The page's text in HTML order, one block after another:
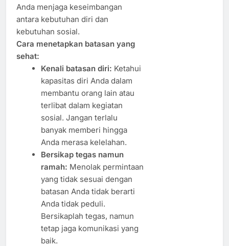
Anda menjaga keseimbangan
antara kebutuhan diri dan
kebutuhan sosial.
Cara menetapkan batasan yang
sehat:
Kenali batasan diri: Ketahui
kapasitas diri Anda dalam
membantu orang lain atau
terlibat dalam kegiatan
sosial. Jangan terlalu
banyak memberi hingga
Anda merasa kelelahan.
Bersikap tegas namun
ramah: Menolak permintaan
yang tidak sesuai dengan
batasan Anda tidak berarti
Anda tidak peduli.
Bersikaplah tegas, namun
tetap jaga komunikasi yang
baik.